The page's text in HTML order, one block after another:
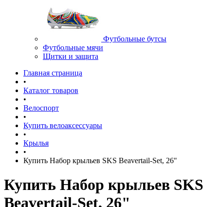
Футбольные бутсы
Футбольные мячи
Щитки и защита
Главная страница
•
Каталог товаров
•
Велоспорт
•
Купить велоаксессуары
•
Крылья
•
Купить Набор крыльев SKS Beavertail-Set, 26"
Купить Набор крыльев SKS
Beavertail-Set, 26"